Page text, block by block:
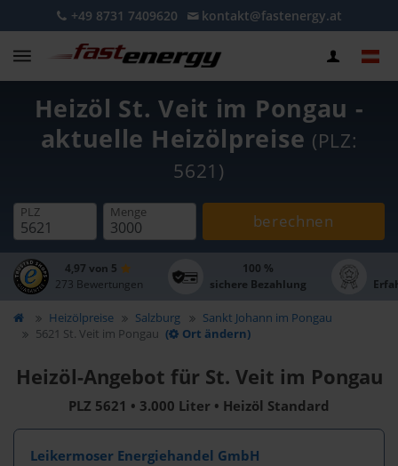
+49 8731 7409620 kontakt@fastenergy.at
Heizöl St. Veit im Pongau -
aktuelle Heizölpreise (PLZ:
5621)
PLZ Menge berechnen
4,97 von 5
273 Bewertungen
100 %
sichere Bezahlung
Heizölpreise Salzburg
Sankt Johann im Pongau
5621 St. Veit im Pongau ( Ort ändern)
Heizöl-Angebot für St. Veit im Pongau
PLZ 5621 • 3.000 Liter • Heizöl Standard
Leikermoser Energiehandel GmbH